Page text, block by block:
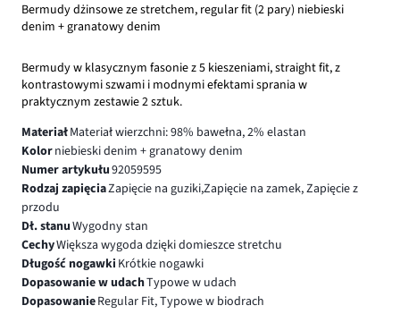
Bermudy dżinsowe ze stretchem, regular fit (2 pary) niebieski
denim + granatowy denim
Bermudy w klasycznym fasonie z 5 kieszeniami, straight fit, z
kontrastowymi szwami i modnymi efektami sprania w
praktycznym zestawie 2 sztuk.
MateriałMateriał wierzchni: 98% bawełna, 2% elastan
Kolorniebieski denim + granatowy denim
Numer artykułu92059595
Rodzaj zapięciaZapięcie na guziki,Zapięcie na zamek, Zapięcie z
przodu
Dł. stanuWygodny stan
CechyWiększa wygoda dzięki domieszce stretchu
Długość nogawki Krótkie nogawki
Dopasowanie w udachTypowe w udach
DopasowanieRegular Fit, Typowe w biodrach